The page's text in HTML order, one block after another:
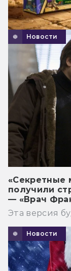
Новости
«Секретные
получили
— «Врач
Эта версия
Новости